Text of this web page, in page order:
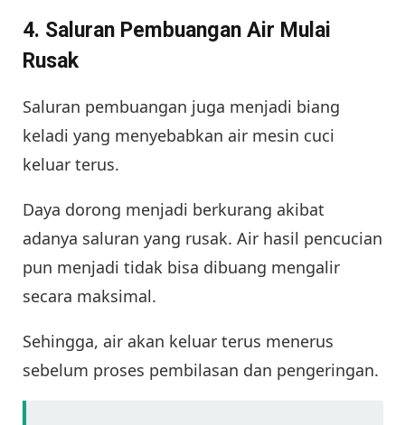
4. Saluran Pembuangan Air Mulai
Rusak
Saluran pembuangan juga menjadi biang
keladi yang menyebabkan air mesin cuci
keluar terus.
Daya dorong menjadi berkurang akibat
adanya saluran yang rusak. Air hasil pencucian
pun menjadi tidak bisa dibuang mengalir
secara maksimal.
Sehingga, air akan keluar terus menerus
sebelum proses pembilasan dan pengeringan.